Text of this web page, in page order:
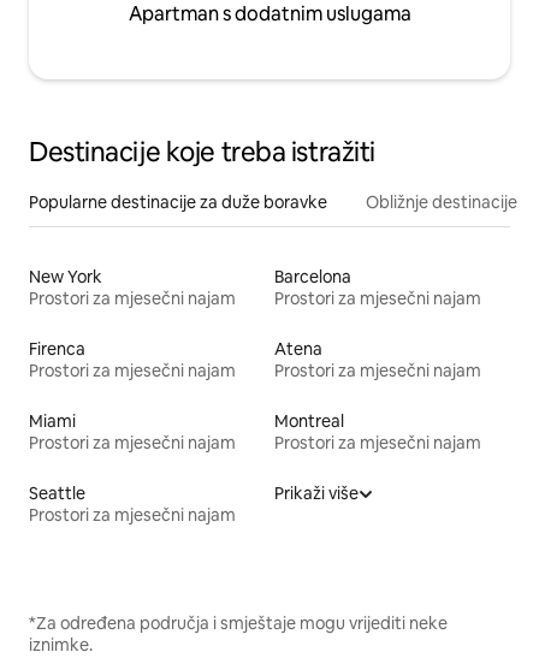
Apartman s dodatnim uslugama
Destinacije koje treba istražiti
Popularne destinacije za duže boravke Obližnje destinacije
New York
Prostori za mjesečni najam
Barcelona
Prostori za mjesečni najam
Firenca
Prostori za mjesečni najam
Atena
Prostori za mjesečni najam
Miami
Prostori za mjesečni najam
Montreal
Prostori za mjesečni najam
Seattle
Prostori za mjesečni najam
Prikaži više
*Za određena područja i smještaje mogu vrijediti neke
iznimke.